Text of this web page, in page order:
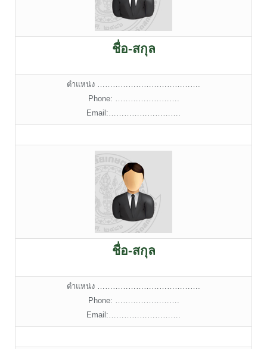
ชื่อ-สกุล
ตำแหน่ง ………………………………….
Phone: …………………….
Email:……………………….
ชื่อ-สกุล
ตำแหน่ง ………………………………….
Phone: …………………….
Email:……………………….